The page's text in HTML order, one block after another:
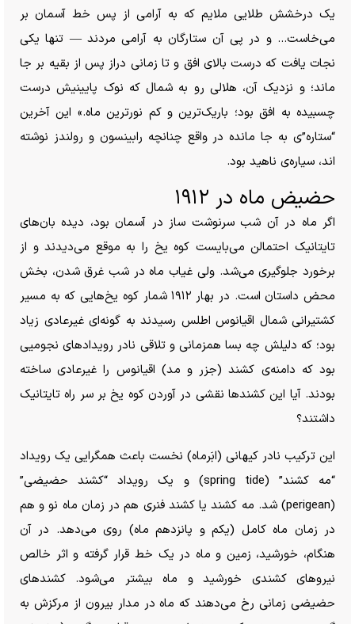
یک درخشش طلایی ملایم که به آرامی از پس خط آسمان بر
می‌خاست… و در پی آن ستارگان به آرامی مردند — تنها یکی
نجات یافت که درست بالای افق و تا زمانی دراز پس از بقیه بر جا
ماند؛ و نزدیک آن، هلالی رو به شمال که نوک پایینیش درست
چسبیده به افق بود؛ باریک‌ترین و کم نورترین ماه.» این آخرین
“ستاره”‌ی به جا مانده در واقع چنانچه رابینسون و رولندز نوشته
اند، سیاره‌ی ناهید بود.
حضیض ماه در ۱۹۱۲
اگر ماه در آن شب سرنوشت ساز در آسمان بود، دیده بان‌های
تایتانیک احتمالن می‌بایست کوه یخ را به موقع می‌دیدند و از
برخورد جلوگیری می‌شد. ولی غیاب ماه در شب غرق شدن، بخش
محض داستان است. در بهار ۱۹۱۲ شمار کوه یخ‌هایی که به مسیر
کشتیرانی شمال اقیانوس اطلس رسیدند به گونه‌ای غیرعادی زیاد
بود؛ که دلیلش چه بسا همزمانی و تلاقی نادر رویداد‌های نجومیی
بود که دامنه‌ی کشند (جزر و مد) اقیانوس را غیرعادی ساخته
بودند. آیا این کشند‌ها نقشی در آوردن کوه یخ بر سر راه تایتانیک
داشتند؟
این ترکیب نادر کیهانی (ابَرماه) نخست باعث همگرایی یک رویداد
“مه کشند” (spring tide) و یک رویداد “کشند حضیضی”
(perigean) شد. مه کشند یا کشند فنری هم در زمان ماه نو و هم
در زمان ماه کامل (یکم و پانزدهم ماه) روی می‌دهد. در آن
هنگام، خورشید، زمین و ماه در یک خط قرار گرفته و اثر خالص
نیرو‌های کشندی خورشید و ماه بیشتر می‌شود. کشند‌های
حضیضی زمانی رخ می‌دهند که ماه در مدار بیرون از مرکزش به